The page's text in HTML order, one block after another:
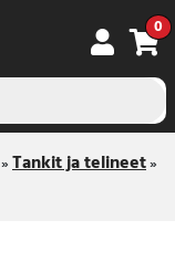
0
»Tankit ja telineet»